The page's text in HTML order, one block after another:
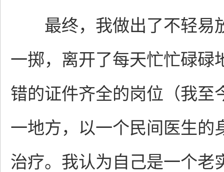
最终，我做出了不轻易
一掷，离开了每天忙忙碌碌
错的证件齐全的岗位（我至
一地方，以一个民间医生的
治疗。我认为自己是一个老